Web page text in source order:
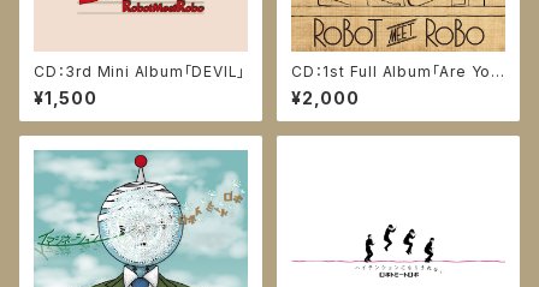
CD：3rd Mini Album「DEVIL」
¥1,500
CD：1st Full Album「Are You
ROBO ?」
¥2,000